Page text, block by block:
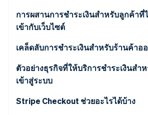
การผสานการชำระเงินสำหรับลูกค้าที่
เข้ากับเว็บไซต์
เคล็ดลับการชำระเงินสำหรับร้านค้าอ
ตัวอย่างธุรกิจที่ให้บริการชำระเงินสำ
เข้าสู่ระบบ
Stripe Checkout ช่วยอะไรได้บ้าง